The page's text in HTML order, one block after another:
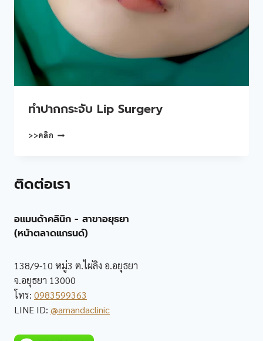
ทําปากกระจับ Lip Surgery
>>คลิก ทํา
SURGERY
ติดต่อเรา
อแมนด้าคลินิก - สาขาอยุธยา
(หน้าตลาดแกรนด์)
138/9-10 หมู่3 ต.ไผ่ลิง อ.อยุธยา
จ.อยุธยา 13000
โทร: 0983599363
LINE ID: @amandaclinic